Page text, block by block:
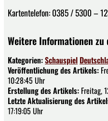
Kartentelefon: 0385 / 5300 –
Weitere Informationen zu
Kategorien:Schauspiel
Veröffentlichung des Artikels:
10:28:45 Uhr
Erstellung des Artikels: Freitag,
Letzte Aktualisierung des
17:19:05 Uhr